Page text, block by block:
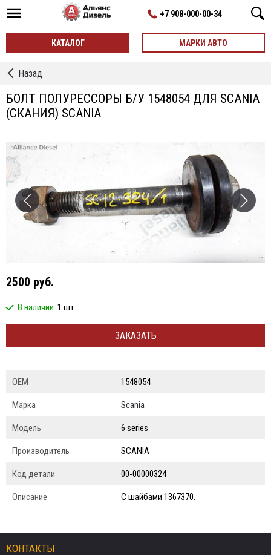
+7 908-000-00-34
КАТАЛОГ МАРКИ АВТО
←Назад
БОЛТ ПОЛУРЕССОРЫ Б/У 1548054 ДЛЯ SCANIA
(СКАНИЯ) SCANIA
2500 руб.
В наличии: 1 шт.
ЗАКАЗАТЬ
ОЕМ 1548054
Марка Scania
Модель 6 series
Производитель SCANIA
Код детали 00-00000324
Описание С шайбами 1367370.
КОНТАКТЫ